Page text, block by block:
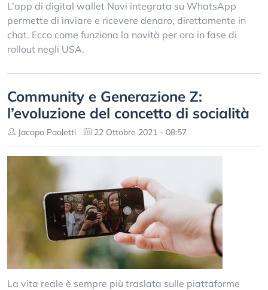
L’app di digital wallet Novi integrata su WhatsApp
permette di inviare e ricevere denaro, direttamente in
chat. Ecco come funziona la novità per ora in fase di
rollout negli USA.
Community e Generazione Z:
l’evoluzione del concetto di socialità
Jacopo Paoletti 22 Ottobre 2021 - 08:57
La vita reale è sempre più traslata sulle piattaforme